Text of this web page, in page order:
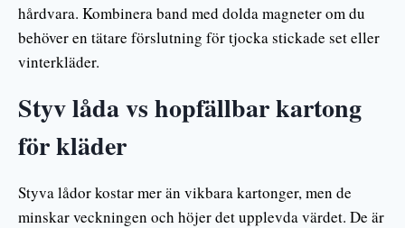
hårdvara. Kombinera band med dolda magneter om du
behöver en tätare förslutning för tjocka stickade set eller
vinterkläder.
Styv låda vs hopfällbar kartong
för kläder
Styva lådor kostar mer än vikbara kartonger, men de
minskar veckningen och höjer det upplevda värdet. De är